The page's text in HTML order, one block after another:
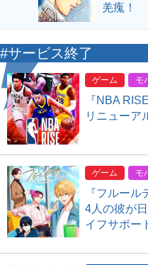
羌瘣！
#サービス終了
ゲーム モ
『NBA
リニューア
ゲーム モ
『フルール
4人の彼が
イフサポー